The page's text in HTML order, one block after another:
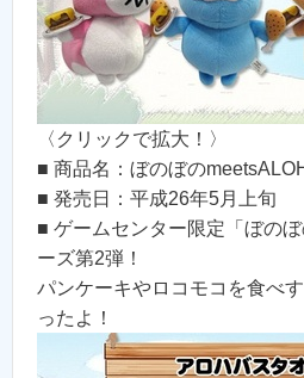
〈クリックで拡大！〉
■ 商品名：ぼのぼの
■ 発売日：平成26年5月上旬
■ ゲームセンター限定「ぼの
ーズ第2弾！
パンケーキやロコモコを食べ
ったよ！